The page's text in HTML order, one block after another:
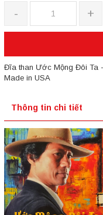
- +
Đĩa than Ước Mộng Đôi Ta
Made in USA
Thông tin chi tiết